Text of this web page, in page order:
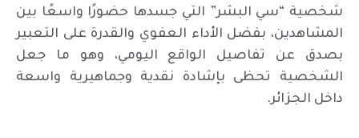
شخصية “سي البشر” التي جسدها حضورًا واسعًا بين
المشاهدين، بفضل الأداء العفوي والقدرة على التعبير
بصدق عن تفاصيل الواقع اليومي، وهو ما جعل
الشخصية تحظى بإشادة نقدية وجماهيرية واسعة
داخل الجزائر.